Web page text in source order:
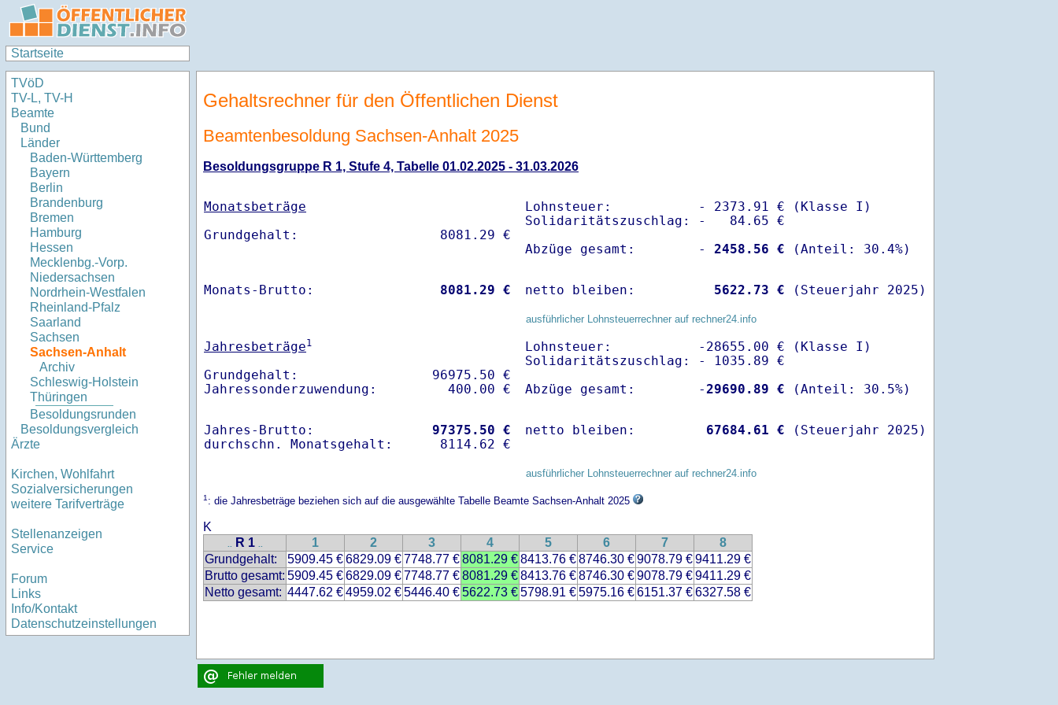
Startseite
TVöD
TV-L, TV-H
Beamte
Bund
Länder
Baden-Württemberg
Bayern
Berlin
Brandenburg
Bremen
Hamburg
Hessen
Mecklenbg.-Vorp.
Niedersachsen
Nordrhein-Westfalen
Rheinland-Pfalz
Saarland
Sachsen
Sachsen-Anhalt
Archiv
Schleswig-Holstein
Thüringen
Besoldungsrunden
Besoldungsvergleich
Ärzte
Kirchen, Wohlfahrt
Sozialversicherungen
weitere Tarifverträge
Stellenanzeigen
Service
Forum
Links
Info/Kontakt
Datenschutzeinstellungen
Gehaltsrechner für den Öffentlichen Dienst
Beamtenbesoldung Sachsen-Anhalt 2025
Besoldungsgruppe R 1, Stufe 4, Tabelle 01.02.2025 - 31.03.2026
Monatsbeträge
Lohnsteuer:           - 2373.91 € (Klasse I)
Solidaritätszuschlag: -   84.65 €
Abzüge gesamt:        -
2458.56 €
Monats-Brutto: 8081.29 € netto bleiben: 5622.73 € (Steuerjahr 2025)
ausführlicher Lohnsteuerrechner auf rechner24.info
Jahresbeträge1
Grundgehalt:                 96975.50 €
Lohnsteuer:           -28655.00 € (Klasse I)
Solidaritätszuschlag: - 1035.89 €
Abzüge gesamt:        -29690.89 €
Jahres-Brutto: 97375.50 €
netto bleiben: 67684.61 € (Steuerjahr 2025)
ausführlicher Lohnsteuerrechner auf rechner24.info
1: die Jahresbeträge beziehen sich auf die ausgewählte Tabelle Beamte Sachsen-Anhalt 2025
K
.. R 1 .. 1 2 3 4 5 6 7
8
Grundgehalt:
5909.45 €6829.09 €7748.77 €8081.29 €8413.76 €8746.30 €9078.79 €9411.29 €
Brutto gesamt: 5909.45 €6829.09 €7748.77 €8081.29 €8413.76 €8746.30 €9078.79 €9411.29 €
Netto gesamt: 4447.62 €4959.02 €5446.40 €5622.73 €5798.91 €5975.16 €6151.37 €6327.58 €